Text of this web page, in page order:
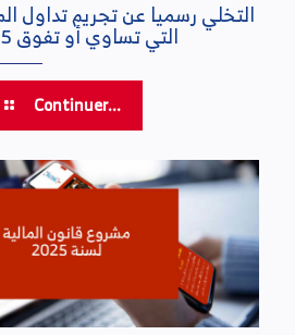
التخلي رسميا عن تجريم تداول
التي تساوي أو تفوق 5ألاف دينار
Continuer...